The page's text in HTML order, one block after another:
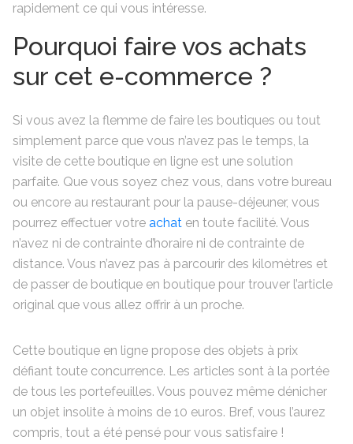
rapidement ce qui vous intéresse.
Pourquoi faire vos achats
sur cet e-commerce ?
Si vous avez la flemme de faire les boutiques ou tout
simplement parce que vous n’avez pas le temps, la
visite de cette boutique en ligne est une solution
parfaite. Que vous soyez chez vous, dans votre bureau
ou encore au restaurant pour la pause-déjeuner, vous
pourrez effectuer votre achat en toute facilité. Vous
n’avez ni de contrainte d’horaire ni de contrainte de
distance. Vous n’avez pas à parcourir des kilomètres et
de passer de boutique en boutique pour trouver l’article
original que vous allez offrir à un proche.
Cette boutique en ligne propose des objets à prix
défiant toute concurrence. Les articles sont à la portée
de tous les portefeuilles. Vous pouvez même dénicher
un objet insolite à moins de 10 euros. Bref, vous l’aurez
compris, tout a été pensé pour vous satisfaire !